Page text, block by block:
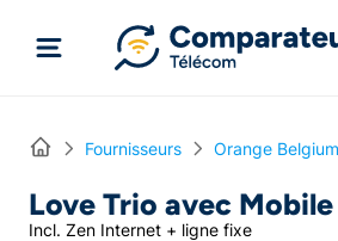
Home Fournisseurs Orange Belgium
Love Trio avec
Incl. Zen Internet + ligne fixe